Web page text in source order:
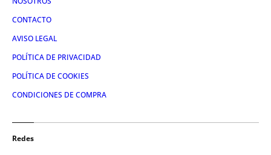
CONTACTO
AVISO LEGAL
POLÍTICA DE PRIVACIDAD
POLÍTICA DE COOKIES
CONDICIONES DE COMPRA
Redes